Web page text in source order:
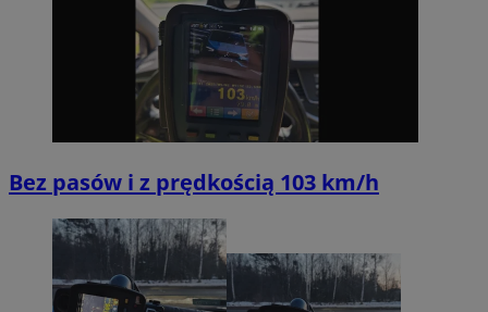
Bez pasów i z prędkością 103 km/h